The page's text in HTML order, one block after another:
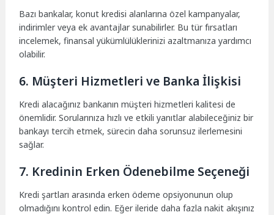
Bazı bankalar, konut kredisi alanlarına özel kampanyalar,
indirimler veya ek avantajlar sunabilirler. Bu tür fırsatları
incelemek, finansal yükümlülüklerinizi azaltmanıza yardımcı
olabilir.
6. Müşteri Hizmetleri ve Banka İlişkisi
Kredi alacağınız bankanın müşteri hizmetleri kalitesi de
önemlidir. Sorularınıza hızlı ve etkili yanıtlar alabileceğiniz bir
bankayı tercih etmek, sürecin daha sorunsuz ilerlemesini
sağlar.
7. Kredinin Erken Ödenebilme Seçeneği
Kredi şartları arasında erken ödeme opsiyonunun olup
olmadığını kontrol edin. Eğer ileride daha fazla nakit akışınız